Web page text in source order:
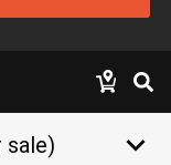
sale) keyboard_arrow_down